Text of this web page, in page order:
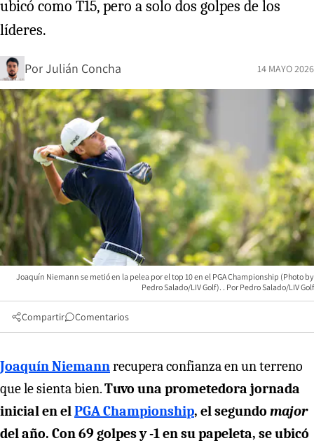
ubicó como T15, pero a solo dos golpes de los
líderes.
PorJulián Concha 14 MAYO 2026
Joaquín Niemann se metió en la pelea por el top 10 en el PGA Championship (Photo by
Pedro Salado/LIV Golf).
Pedro Salado/LIV Golf
Compartir Comentarios
Joaquín Niemannrecupera confianza en un terreno
que le sienta bien.Tuvo una prometedora jornada
inicial en elPGA Championship, el segundo major
del año. Con 69 golpes y -1 en su papeleta, se ubicó